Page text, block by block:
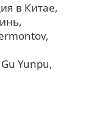
в Китае
Gu Yunpu